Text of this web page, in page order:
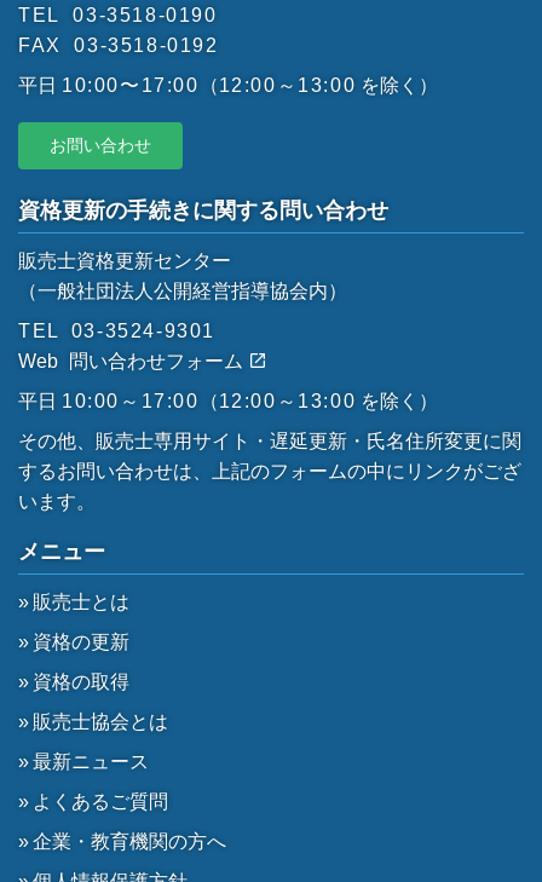
TEL
03-3518-0190
FAX
03-3518-0192
平日 10:00〜17:00 （12:00～13:00 を除く）
お問い合わせ
資格更新の手続きに関する問い合わせ
販売士資格更新センター
（一般社団法人公開経営指導協会内）
TEL
03-3524-9301
Web
問い合わせフォーム
平日 10:00～17:00 （12:00～13:00 を除く）
その他、販売士専用サイト・遅延更新・氏名住所変更に関
するお問い合わせは、上記のフォームの中にリンクがござ
います。
メニュー
販売士とは
資格の更新
資格の取得
販売士協会とは
最新ニュース
よくあるご質問
企業・教育機関の方へ